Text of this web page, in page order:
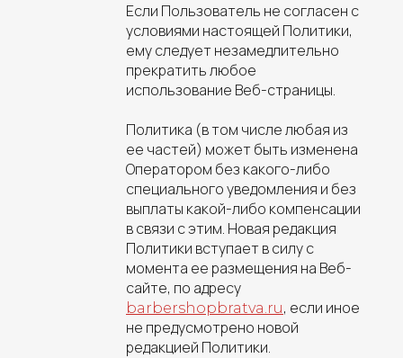
Если Пользователь не согласен с
условиями настоящей Политики,
ему следует незамедлительно
прекратить любое
использование Веб-страницы.
Политика (в том числе любая из
ее частей) может быть изменена
Оператором без какого-либо
специального уведомления и без
выплаты какой-либо компенсации
в связи с этим. Новая редакция
Политики вступает в силу с
момента ее размещения на Веб-
сайте, по адресу
barbershopbratva.ru, если иное
не предусмотрено новой
редакцией Политики.